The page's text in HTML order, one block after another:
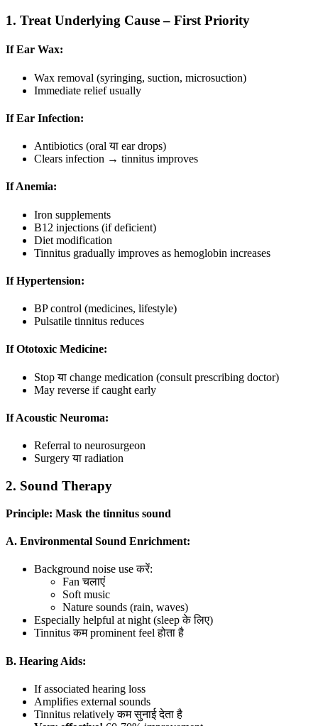
1. Treat Underlying Cause – First Priority
If Ear Wax:
Wax removal (syringing, suction, microsuction)
Immediate relief usually
If Ear Infection:
Antibiotics (oral या ear drops)
Clears infection → tinnitus improves
If Anemia:
Iron supplements
B12 injections (if deficient)
Diet modification
Tinnitus gradually improves as hemoglobin increases
If Hypertension:
BP control (medicines, lifestyle)
Pulsatile tinnitus reduces
If Ototoxic Medicine:
Stop या change medication (consult prescribing doctor)
May reverse if caught early
If Acoustic Neuroma:
Referral to neurosurgeon
Surgery या radiation
2. Sound Therapy
Principle: Mask the tinnitus sound
A. Environmental Sound Enrichment:
Background noise use करें:
Fan चलाएं
Soft music
Nature sounds (rain, waves)
Especially helpful at night (sleep के लिए)
Tinnitus कम prominent feel होता है
B. Hearing Aids:
If associated hearing loss
Amplifies external sounds
Tinnitus relatively कम सुनाई देता है